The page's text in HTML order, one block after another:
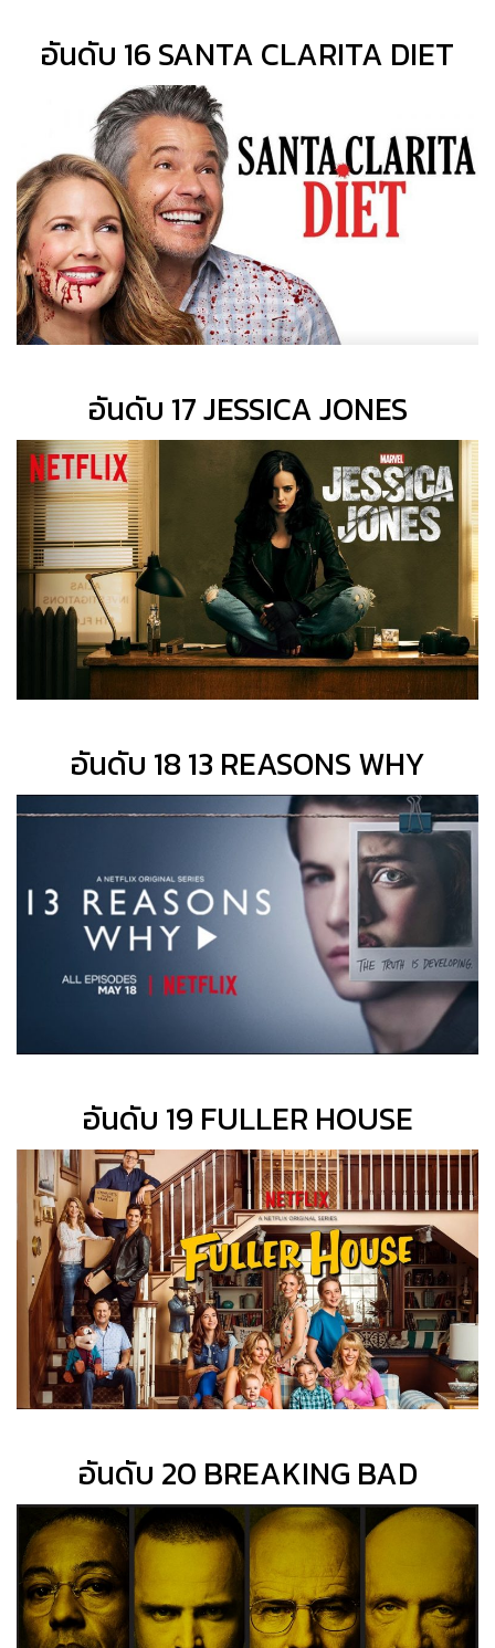
อันดับ 16 SANTA CLARITA DIET
อันดับ 17 JESSICA JONES
อันดับ 18 13 REASONS WHY
อันดับ 19 FULLER HOUSE
อันดับ 20 BREAKING BAD